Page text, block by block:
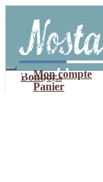
navigation
contenu
Mon compte
Panier
Bonbons